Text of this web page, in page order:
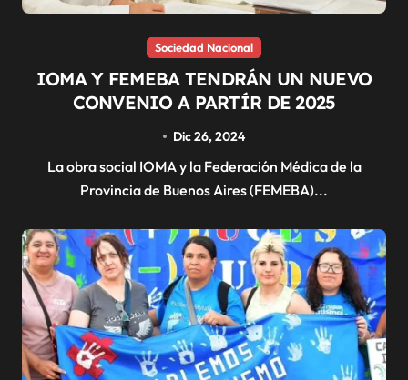
Sociedad Nacional
IOMA Y FEMEBA TENDRÁN UN NUEVO
CONVENIO A PARTÍR DE 2025
Dic 26, 2024
La obra social IOMA y la Federación Médica de la
Provincia de Buenos Aires (FEMEBA)...